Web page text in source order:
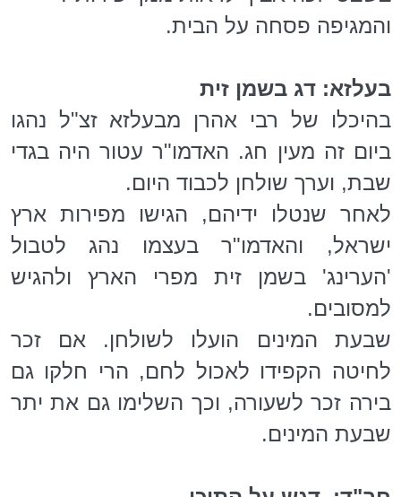
והמגיפה פסחה על הבית.
בעלזא: דג בשמן זית
בהיכלו של רבי אהרן מבעלזא זצ"ל נהגו
ביום זה מעין חג. האדמו"ר עטור היה בגדי
שבת, וערך שולחן לכבוד היום.
לאחר שנטלו ידיהם, הגישו מפירות ארץ
ישראל, והאדמו"ר בעצמו נהג לטבול
'הערינג' בשמן זית מפרי הארץ ולהגיש
למסובים.
שבעת המינים הועלו לשולחן. אם זכר
לחיטה הקפידו לאכול לחם, הרי חלקו גם
בירה זכר לשעורה, וכך השלימו גם את יתר
שבעת המינים.